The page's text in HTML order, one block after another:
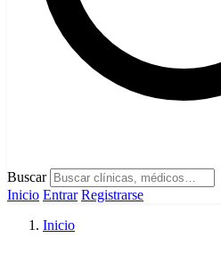
Buscar
Inicio Entrar Registrarse
Inicio